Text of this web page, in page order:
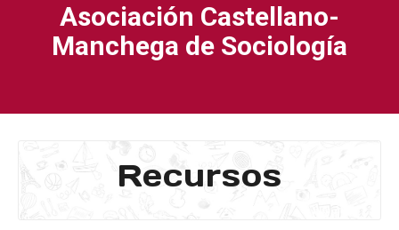
Asociación Castellano-
Manchega de Sociología
Recursos